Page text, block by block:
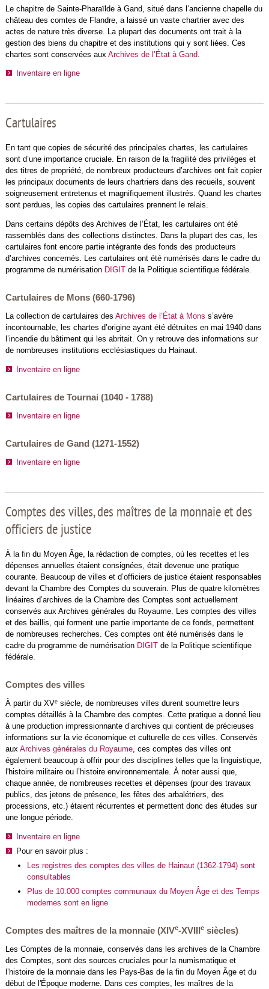
Le chapitre de Sainte-Pharaïlde à Gand, situé dans l’ancienne chapelle du
château des comtes de Flandre, a laissé un vaste chartrier avec des
actes de nature très diverse. La plupart des documents ont trait à la
gestion des biens du chapitre et des institutions qui y sont liées. Ces
chartes sont conservées aux Archives de l’État à Gand.
Inventaire en ligne
Cartulaires
En tant que copies de sécurité des principales chartes, les cartulaires
sont d’une importance cruciale. En raison de la fragilité des privilèges et
des titres de propriété, de nombreux producteurs d’archives ont fait copier
les principaux documents de leurs chartriers dans des recueils, souvent
soigneusement entretenus et magnifiquement illustrés. Quand les chartes
sont perdues, les copies des cartulaires prennent le relais.
Dans certains dépôts des Archives de l’État, les cartulaires ont été
rassemblés dans des collections distinctes. Dans la plupart des cas, les
cartulaires font encore partie intégrante des fonds des producteurs
d’archives concernés. Les cartulaires ont été numérisés dans le cadre du
programme de numérisation DIGITde la Politique scientifique fédérale.
Cartulaires de Mons (660-1796)
La collection de cartulaires des Archives de l’État à Mons s’avère
incontournable, les chartes d’origine ayant été détruites en mai 1940 dans
l’incendie du bâtiment qui les abritait. On y retrouve des informations sur
de nombreuses institutions ecclésiastiques du Hainaut.
Inventaire en ligne
Cartulaires de Tournai (1040 - 1788)
Inventaire en ligne
Cartulaires de Gand (1271-1552)
Inventaire en ligne
Comptes des villes, des maîtres de la monnaie et des
officiers de justice
À la fin du Moyen Âge, la rédaction de comptes, où les recettes et les
dépenses annuelles étaient consignées, était devenue une pratique
courante. Beaucoup de villes et d’officiers de justice étaient responsables
devant la Chambre des Comptes du souverain. Plus de quatre kilomètres
linéaires d’archives de la Chambre des Comptes sont actuellement
conservés aux Archives générales du Royaume. Les comptes des villes
et des baillis, qui forment une partie importante de ce fonds, permettent
de nombreuses recherches. Ces comptes ont été numérisés dans le
cadre du programme de numérisation DIGITde la Politique scientifique
fédérale.
Comptes des villes
À partir du XVesiècle, de nombreuses villes durent soumettre leurs
comptes détaillés à la Chambre des comptes. Cette pratique a donné lieu
à une production impressionnante d’archives qui contient de précieuses
informations sur la vie économique et culturelle de ces villes. Conservés
aux Archives générales du Royaume, ces comptes des villes ont
également beaucoup à offrir pour des disciplines telles que la linguistique,
l'histoire militaire ou l’histoire environnementale. À noter aussi que,
chaque année, de nombreuses recettes et dépenses (pour des travaux
publics, des jetons de présence, les fêtes des arbalétriers, des
processions, etc.) étaient récurrentes et permettent donc des études sur
une longue période.
Inventaire en ligne
Pour en savoir plus :
Les registres des comptes des villes de Hainaut (1362-1794) sont
consultables
Plus de 10.000 comptes communaux du Moyen Âge et des Temps
modernes sont en ligne
Comptes des maîtres de la monnaie (XIVe-XVIIIesiècles)
Les Comptes de la monnaie, conservés dans les archives de la Chambre
des Comptes, sont des sources cruciales pour la numismatique et
l’histoire de la monnaie dans les Pays-Bas de la fin du Moyen Âge et du
début de l'Époque moderne. Dans ces comptes, les maîtres de la